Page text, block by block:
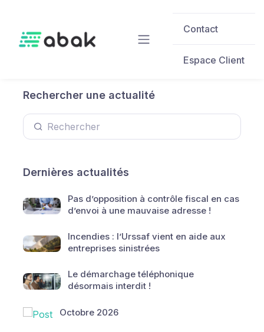
Contact
Espace Client
Rechercher une actualité
Dernières actualités
Pas d’opposition à contrôle fiscal en cas
d’envoi à une mauvaise adresse !
Incendies : l’Urssaf vient en aide aux
entreprises sinistrées
Le démarchage téléphonique
désormais interdit !
Octobre 2026